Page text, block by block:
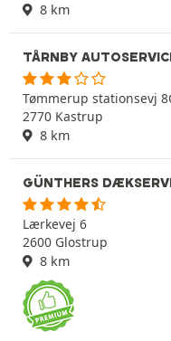
8 km
TÅRNBY
Tømmerup stationsevj
2770 Kastrup
8 km
GÜNTHERS
Lærkevej 6
2600 Glostrup
8 km